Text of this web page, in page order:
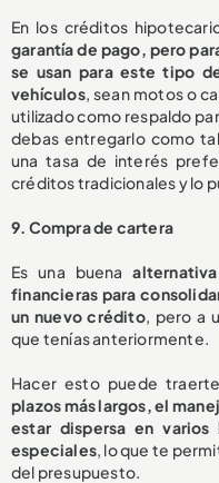
En los créditos
garantía de pago, pero
se usan para este tipo
vehículos, sean motos o
utilizado como respaldo
debas entregarlo como
una tasa de interés
créditos tradicionales y lo
9. Compra de cartera
Es una buena
financieras para
un nuevo crédito, pero a
que tenías anteriormente.
Hacer esto puede
plazos más largos, el
estar dispersa en varios
especiales, lo que te
del presupuesto.